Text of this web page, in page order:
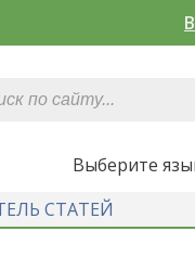
Выберите
СТАТЕЙ